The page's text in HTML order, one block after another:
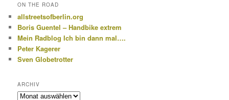
ON THE ROAD
allstreetsofberlin.org
Boris Guentel – Handbike extrem
Mein Radblog Ich bin dann mal….
Peter Kagerer
Sven Globetrotter
ARCHIV
Archiv